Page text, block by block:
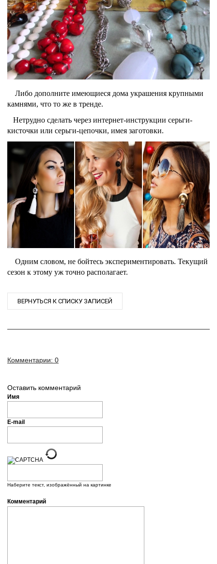
Либо дополните имеющиеся дома украшения крупными
камнями, что то же в тренде.
Нетрудно сделать через интернет-инструкции серьги-
кисточки или серьги-цепочки, имея заготовки.
Одним словом, не бойтесь экспериментировать. Текущий
сезон к этому уж точно располагает.
ВЕРНУТЬСЯ К СПИСКУ ЗАПИСЕЙ
Комментарии: 0
Оставить комментарий
Имя
E-mail
Наберите текст, изображённый на картинке
Комментарий